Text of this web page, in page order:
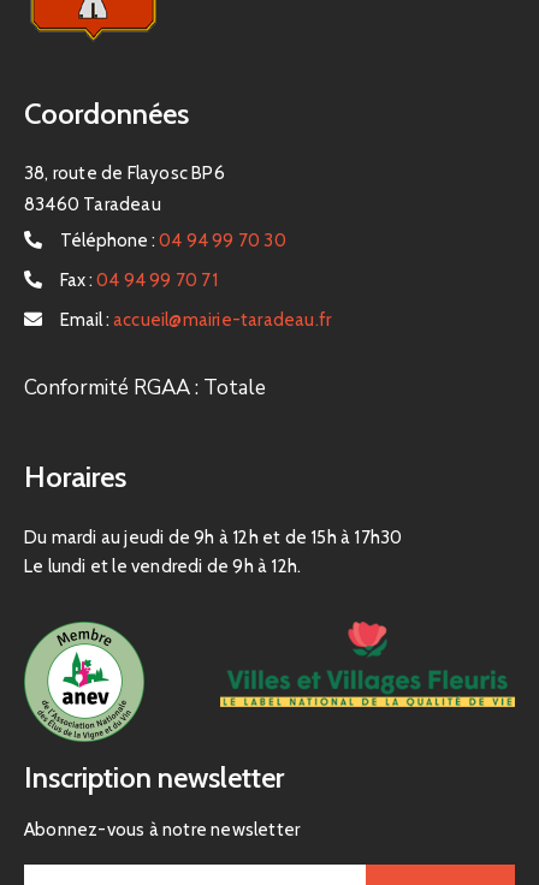
Coordonnées
38, route de Flayosc BP6
83460 Taradeau
Téléphone : 04 94 99 70 30
Fax : 04 94 99 70 71
Email : accueil@mairie-taradeau.fr
Conformité RGAA : Totale
Horaires
Du mardi au jeudi de 9h à 12h et de 15h à 17h30
Le lundi et le vendredi de 9h à 12h.
Inscription newsletter
Abonnez-vous à notre newsletter